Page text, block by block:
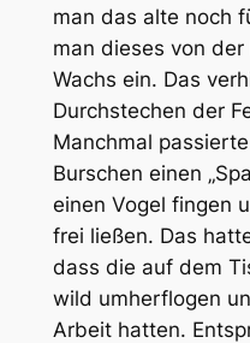
man das alte noch
man dieses von
Wachs ein. Das
Durchstechen der
Manchmal
Burschen einen
einen Vogel fingen
frei ließen. Das
dass die auf dem
wild umherflogen
Arbeit hatten.